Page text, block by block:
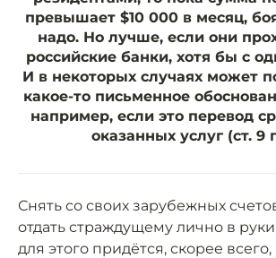
превышает $10 000 в месяц,
надо. Но лучше, если они
российские банки, хотя бы с
И в некоторых случаях может
какое-то письменное
например, если это перевод
оказанных услуг (ст. 9
Снять со своих зарубежных
отдать страждущему лично в
для этого придётся, скорее всего,